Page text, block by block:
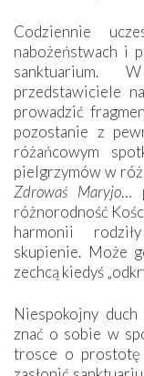
Codziennie
nabożeństwach i
sanktuarium.
przedstawiciele
prowadzić
pozostanie z
różańcowym
pielgrzymów w
Zdrowaś Maryjo…
różnorodność
harmonii
skupienie. Może
zechcą kiedyś
Niespokojny
znać o sobie w
trosce o prostotę